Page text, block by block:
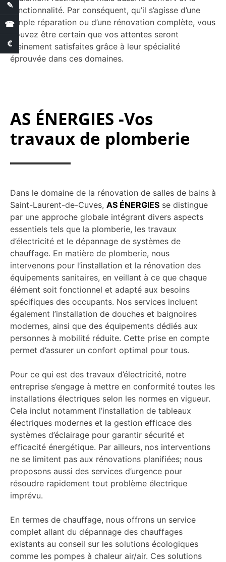
fonctionnalité. Par conséquent, qu’il s’agisse d’une
simple réparation ou d’une rénovation complète, vous
pouvez être certain que vos attentes seront
pleinement satisfaites grâce à leur spécialité
éprouvée dans ces domaines.
AS ÉNERGIES -Vos
travaux de plomberie
Dans le domaine de la rénovation de salles de bains à
Saint-Laurent-de-Cuves, AS ÉNERGIES se distingue
par une approche globale intégrant divers aspects
essentiels tels que la plomberie, les travaux
d’électricité et le dépannage de systèmes de
chauffage. En matière de plomberie, nous
intervenons pour l’installation et la rénovation des
équipements sanitaires, en veillant à ce que chaque
élément soit fonctionnel et adapté aux besoins
spécifiques des occupants. Nos services incluent
également l’installation de douches et baignoires
modernes, ainsi que des équipements dédiés aux
personnes à mobilité réduite. Cette prise en compte
permet d’assurer un confort optimal pour tous.
Pour ce qui est des travaux d’électricité, notre
entreprise s’engage à mettre en conformité toutes les
installations électriques selon les normes en vigueur.
Cela inclut notamment l’installation de tableaux
électriques modernes et la gestion efficace des
systèmes d’éclairage pour garantir sécurité et
efficacité énergétique. Par ailleurs, nos interventions
ne se limitent pas aux rénovations planifiées; nous
proposons aussi des services d’urgence pour
résoudre rapidement tout problème électrique
imprévu.
En termes de chauffage, nous offrons un service
complet allant du dépannage des chauffages
existants au conseil sur les solutions écologiques
comme les pompes à chaleur air/air. Ces solutions
✎
☎
€
Estimation des aides